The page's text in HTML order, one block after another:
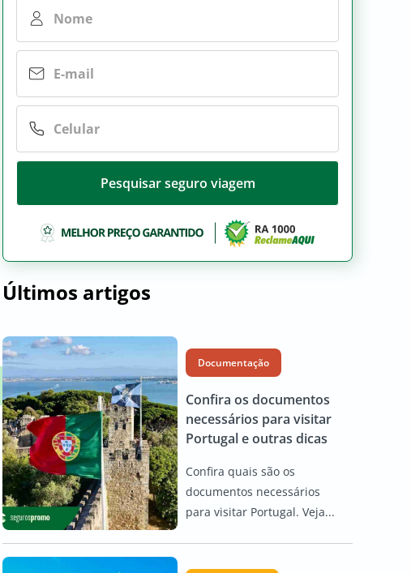
Pesquisar seguro viagem
Últimos artigos
Documentação
Confira os documentos
necessários para visitar
Portugal e outras dicas
Confira quais são os
documentos necessários
para visitar Portugal. Veja...